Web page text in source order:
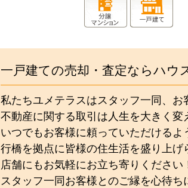
一戸建ての売却・査定ならハウ
私たちユメテラスはスタッフ一同、お
不動産に関する取引は人生を大きく変
いつでもお客様に頼っていただける
行橋を拠点に皆様の住生活を盛り上
店舗にもお気軽にお立ち寄りくださ
スタッフ一同お客様とのご縁を心待ち